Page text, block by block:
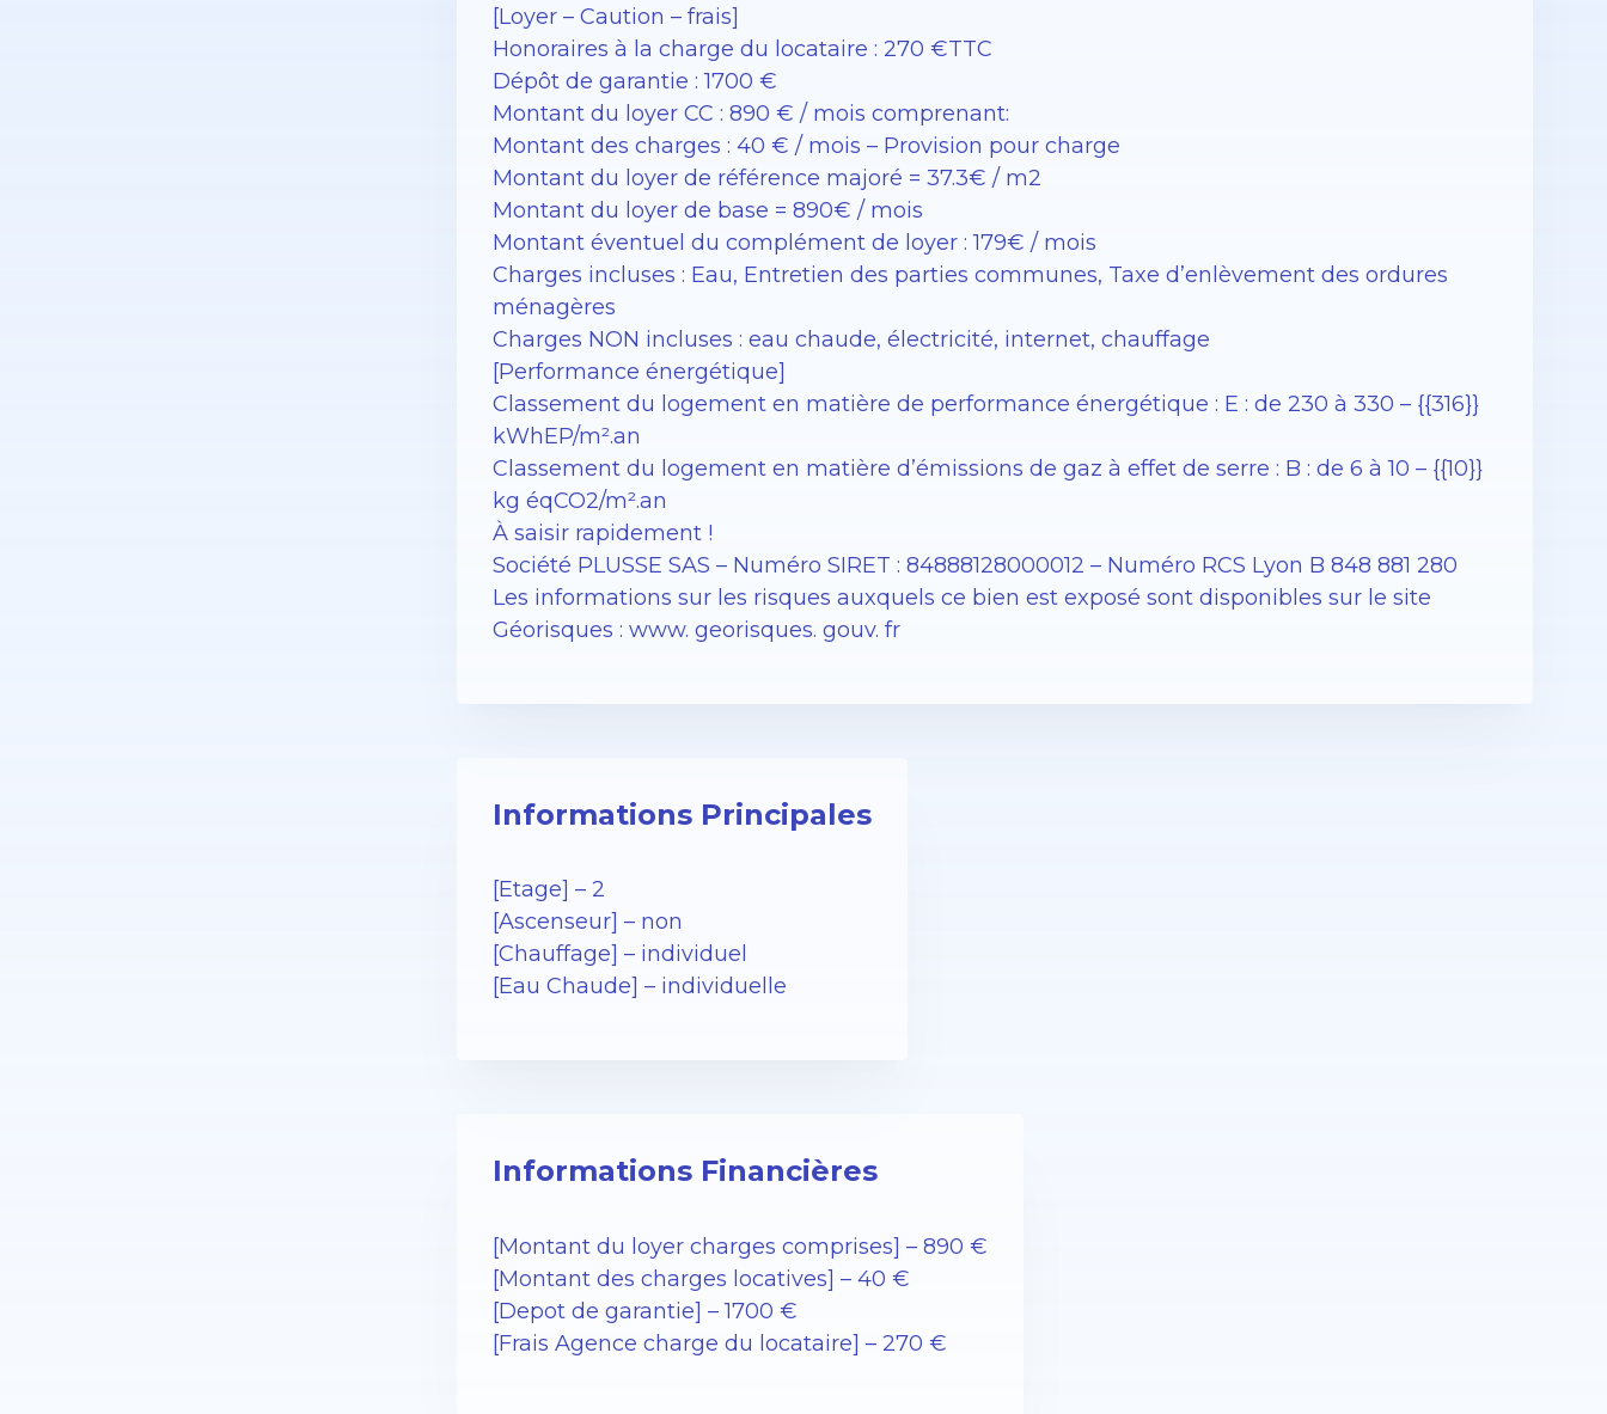
[Loyer – Caution – frais]
Honoraires à la charge du locataire : 270 €TTC
Dépôt de garantie : 1700 €
Montant du loyer CC : 890 € / mois comprenant:
Montant des charges : 40 € / mois – Provision pour charge
Montant du loyer de référence majoré = 37.3€ / m2
Montant du loyer de base = 890€ / mois
Montant éventuel du complément de loyer : 179€ / mois
Charges incluses : Eau, Entretien des parties communes, Taxe d’enlèvement des ordures
ménagères
Charges NON incluses : eau chaude, électricité, internet, chauffage
[Performance énergétique]
Classement du logement en matière de performance énergétique : E : de 230 à 330 – {{316}}
kWhEP/m².an
Classement du logement en matière d’émissions de gaz à effet de serre : B : de 6 à 10 – {{10}}
kg éqCO2/m².an
À saisir rapidement !
Société PLUSSE SAS – ​​Numéro SIRET : 84888128000012 – Numéro RCS Lyon B 848 881 280
Les informations sur les risques auxquels ce bien est exposé sont disponibles sur le site
Géorisques : www. georisques. gouv. fr
Informations Principales
[Etage] – 2
[Ascenseur] – non
[Chauffage] – individuel
[Eau Chaude] – individuelle
Informations Financières
[Montant du loyer charges comprises] – 890 €
[Montant des charges locatives] – 40 €
[Depot de garantie] – 1700 €
[Frais Agence charge du locataire] – 270 €